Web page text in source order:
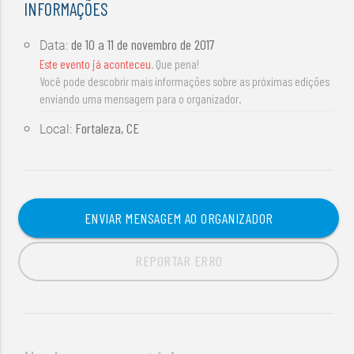
INFORMAÇÕES
Data:de10 a 11 de novembro de 2017
Este evento já aconteceu. Que pena!
Você pode descobrir mais informações sobre as próximas edições
enviando uma mensagem para o organizador.
Local: Fortaleza, CE
ENVIAR MENSAGEM AO ORGANIZADOR
REPORTAR ERRO